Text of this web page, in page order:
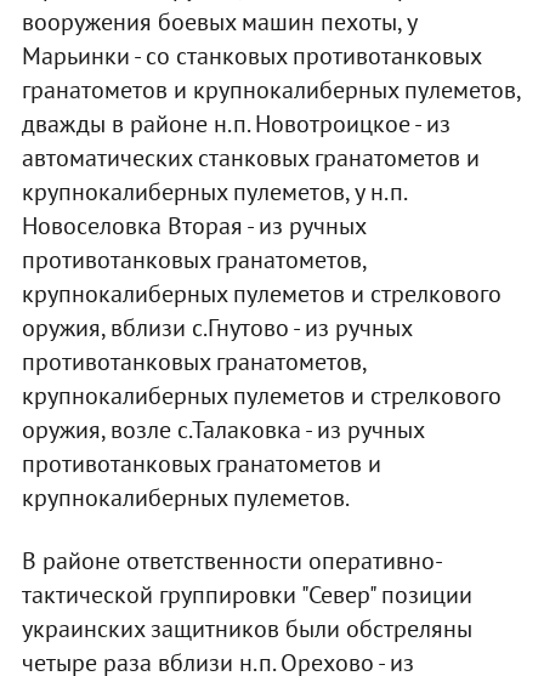
вооружения боевых машин пехоты, у
Марьинки - со станковых противотанковых
гранатометов и крупнокалиберных пулеметов,
дважды в районе н.п. Новотроицкое - из
автоматических станковых гранатометов и
крупнокалиберных пулеметов, у н.п.
Новоселовка Вторая - из ручных
противотанковых гранатометов,
крупнокалиберных пулеметов и стрелкового
оружия, вблизи с.Гнутово - из ручных
противотанковых гранатометов,
крупнокалиберных пулеметов и стрелкового
оружия, возле с.Талаковка - из ручных
противотанковых гранатометов и
крупнокалиберных пулеметов.
В районе ответственности оперативно-
тактической группировки "Север" позиции
украинских защитников были обстреляны
четыре раза вблизи н.п. Орехово - из